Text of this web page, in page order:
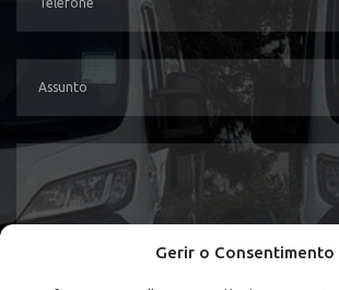
Gerir o Consentimento